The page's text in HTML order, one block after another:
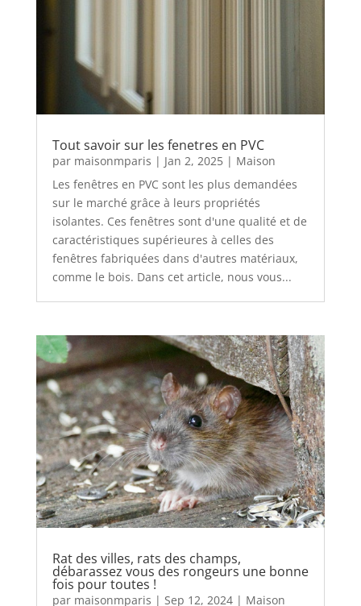
Tout savoir sur les fenetres en PVC
par maisonmparis | Jan 2, 2025| Maison
Les fenêtres en PVC sont les plus demandées
sur le marché grâce à leurs propriétés
isolantes. Ces fenêtres sont d'une qualité et de
caractéristiques supérieures à celles des
fenêtres fabriquées dans d'autres matériaux,
comme le bois. Dans cet article, nous vous...
Rat des villes, rats des champs,
débarassez vous des rongeurs une bonne
fois pour toutes !
par maisonmparis | Sep 12, 2024| Maison